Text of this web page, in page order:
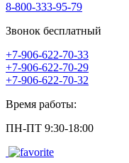
8-800-333-95-79
Звонок бесплатный
+7-906-622-70-33
+7-906-622-70-29
+7-906-622-70-32
Время работы:
ПН-ПТ 9:30-18:00